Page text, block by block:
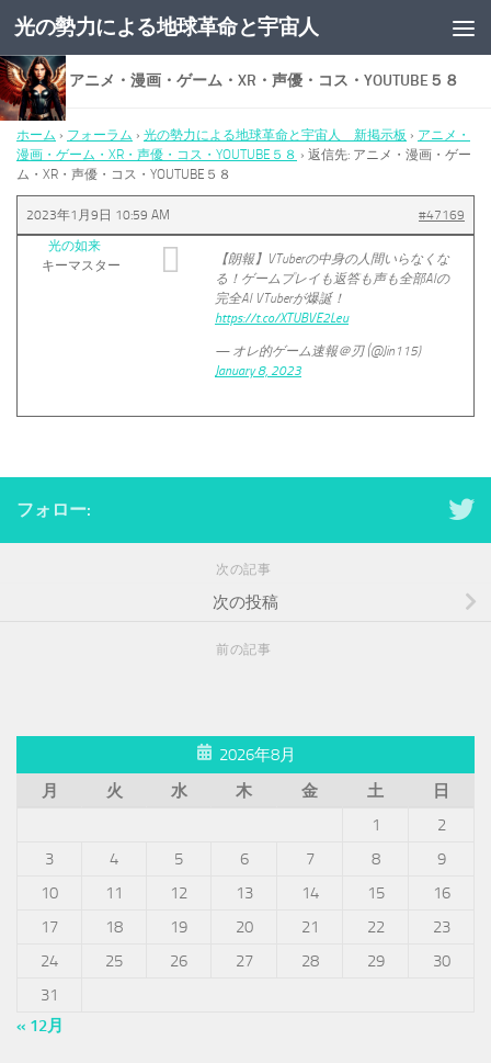
コンテンツへスキップ
光の勢力による地球革命と宇宙人
返信先: アニメ・漫画・ゲーム・XR・声優・コス・YOUTUBE５８
ホーム › フォーラム › 光の勢力による地球革命と宇宙人 新掲示板 › アニメ・
漫画・ゲーム・XR・声優・コス・YOUTUBE５８ › 返信先: アニメ・漫画・ゲー
ム・XR・声優・コス・YOUTUBE５８
2023年1月9日 10:59 AM
#47169
光の如来
キーマスター
【朗報】VTuberの中身の人間いらなくな
る！ゲームプレイも返答も声も全部AIの
完全AI VTuberが爆誕！
https://t.co/XTUBVE2Leu
— オレ的ゲーム速報＠刃 (@Jin115)
January 8, 2023
フォロー:
次の記事
次の投稿
前の記事
2026年8月
月
火 水 木 金 土
日
1
2
3
4 5 6 7 8
9
10
11 12 13 14 15
16
17
18 19 20 21 22
23
24
25 26 27 28 29
30
31
« 12月